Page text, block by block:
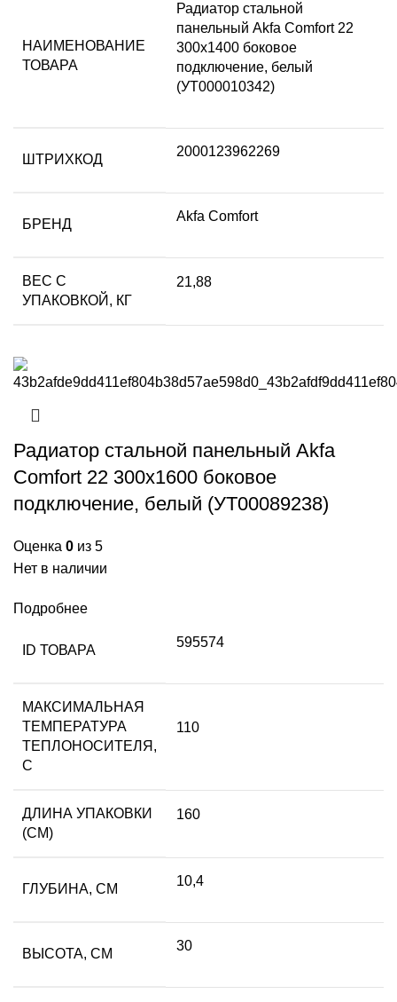
НАИМЕНОВАНИЕ
ТОВАРА
Радиатор стальной
панельный Akfa Comfort 22
300х1400 боковое
подключение, белый
(УТ000010342)
ШТРИХКОД
2000123962269
БРЕНД
Akfa Comfort
ВЕС С
УПАКОВКОЙ, КГ
21,88
Радиатор стальной панельный Akfa
Comfort 22 300х1600 боковое
подключение, белый (УТ00089238)
Оценка 0 из 5
Нет в наличии
Подробнее
ID ТОВАРА
595574
МАКСИМАЛЬНАЯ
ТЕМПЕРАТУРА
ТЕПЛОНОСИТЕЛЯ,
С
110
ДЛИНА УПАКОВКИ
(СМ)
160
ГЛУБИНА, СМ
10,4
ВЫСОТА, СМ
30